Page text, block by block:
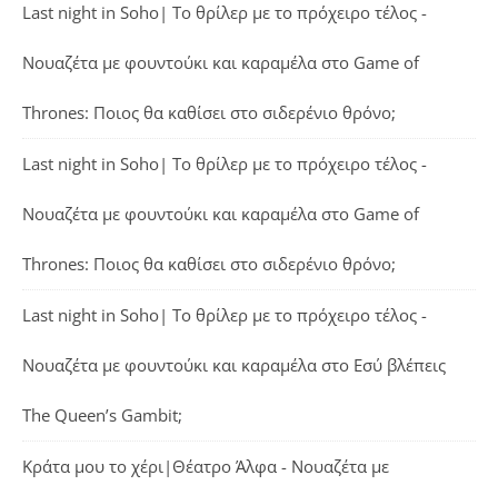
Last night in Soho| Το θρίλερ με το πρόχειρο τέλος -
Νουαζέτα με φουντούκι και καραμέλα στο Game of
Thrones: Ποιος θα καθίσει στο σιδερένιο θρόνο;
Last night in Soho| Το θρίλερ με το πρόχειρο τέλος -
Νουαζέτα με φουντούκι και καραμέλα στο Game of
Thrones: Ποιος θα καθίσει στο σιδερένιο θρόνο;
Last night in Soho| Το θρίλερ με το πρόχειρο τέλος -
Νουαζέτα με φουντούκι και καραμέλα στο Εσύ βλέπεις
The Queen’s Gambit;
Κράτα μου το χέρι|Θέατρο Άλφα - Νουαζέτα με